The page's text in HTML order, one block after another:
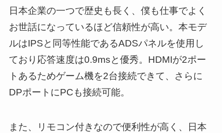
日本企業の一つで歴史も長く、僕も仕事でよく
お世話になっているほど信頼性が高い。本モデ
ルはIPSと同等性能であるADSパネルを使用し
ており応答速度は0.9msと優秀。HDMIが2ポー
トあるためゲーム機を2台接続できて、さらに
DPポートにPCも接続可能。
また、リモコン付きなので便利性が高く、日本